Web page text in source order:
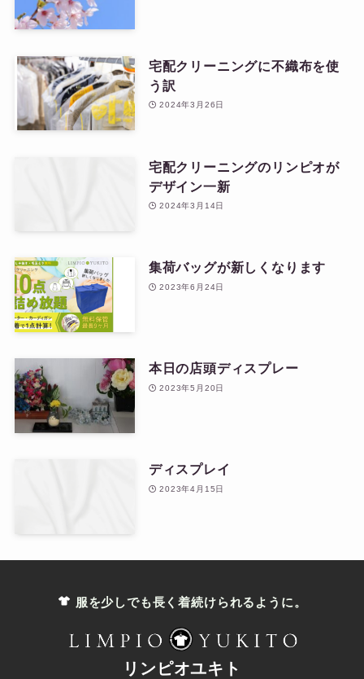
宅配クリーニングに不織布を使
う訳
2024年3月26日
宅配クリーニングのリンピオが
デザイン一新
2024年3月14日
集荷バッグが新しくなります
2023年6月24日
本日の店頭ディスプレー
2023年5月20日
ディスプレイ
2023年4月15日
服を少しでも長く着続けられるように。
リンピオユキト